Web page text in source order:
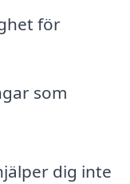
för
som
dig inte